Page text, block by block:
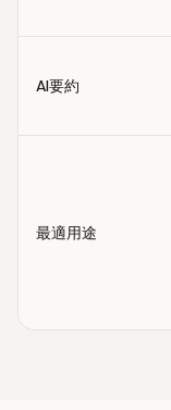
AI要約
最適用途